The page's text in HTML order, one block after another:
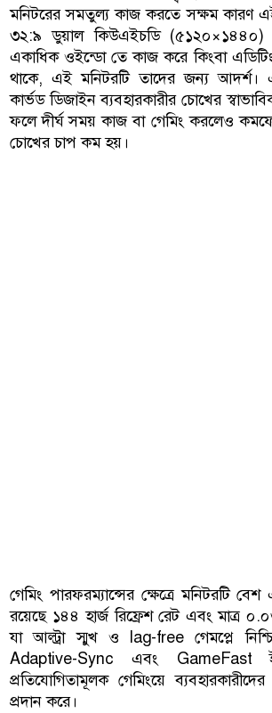
মনিটরের সমতুল্য কাজ করতে সক্ষম কারণ
৩২:৯ ডুয়াল কিউএইচডি (৫১২০×১৪৪০)
একাধিক ওইন্ডো তে কাজ করে কিংবা
থাকে, এই মনিটরটি তাদের জন্য
কার্ভড ডিজাইন ব্যবহারকারীর চোখের
ফলে দীর্ঘ সময় কাজ বা গেমিং করলেও
চোখের চাপ কম হয়।
গেমিং পারফরম্যান্সের ক্ষেত্রে মনিটরটি
রয়েছে ১৪৪ হার্জ রিফ্রেশ রেট এবং মাত্র
যা আল্ট্রা স্মুখ ও lag-free গেমপ্লে
Adaptive-Sync এবং GameFast
প্রতিযোগিতামূলক গেমিংয়ে
প্রদান করে।